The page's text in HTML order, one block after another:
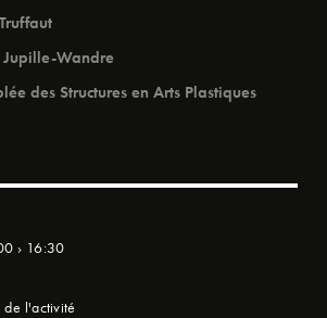
Jupille-Wandre
des Structures en Arts Plastiques
› 16:30
l'activité